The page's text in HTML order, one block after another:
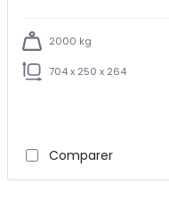
2000 kg
704 x 250 x 264
Comparer